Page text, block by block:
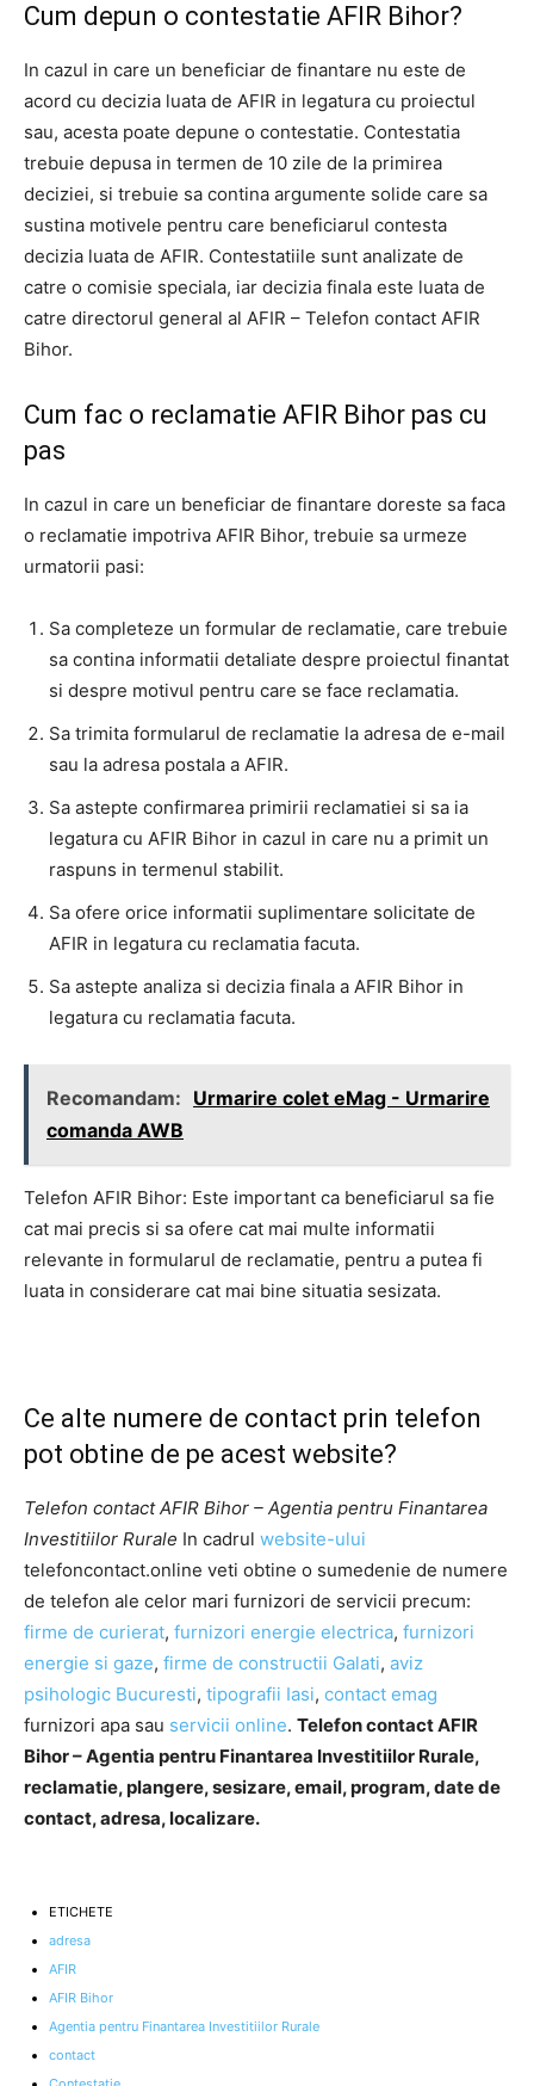
Cum depun o contestatie AFIR Bihor?
In cazul in care un beneficiar de finantare nu este de
acord cu decizia luata de AFIR in legatura cu proiectul
sau, acesta poate depune o contestatie. Contestatia
trebuie depusa in termen de 10 zile de la primirea
deciziei, si trebuie sa contina argumente solide care sa
sustina motivele pentru care beneficiarul contesta
decizia luata de AFIR. Contestatiile sunt analizate de
catre o comisie speciala, iar decizia finala este luata de
catre directorul general al AFIR – Telefon contact AFIR
Bihor.
Cum fac o reclamatie AFIR Bihor pas cu
pas
In cazul in care un beneficiar de finantare doreste sa faca
o reclamatie impotriva AFIR Bihor, trebuie sa urmeze
urmatorii pasi:
Sa completeze un formular de reclamatie, care trebuie
sa contina informatii detaliate despre proiectul finantat
si despre motivul pentru care se face reclamatia.
Sa trimita formularul de reclamatie la adresa de e-mail
sau la adresa postala a AFIR.
Sa astepte confirmarea primirii reclamatiei si sa ia
legatura cu AFIR Bihor in cazul in care nu a primit un
raspuns in termenul stabilit.
Sa ofere orice informatii suplimentare solicitate de
AFIR in legatura cu reclamatia facuta.
Sa astepte analiza si decizia finala a AFIR Bihor in
legatura cu reclamatia facuta.
Recomandam: Urmarire colet eMag - Urmarire
comanda AWB
Telefon AFIR Bihor: Este important ca beneficiarul sa fie
cat mai precis si sa ofere cat mai multe informatii
relevante in formularul de reclamatie, pentru a putea fi
luata in considerare cat mai bine situatia sesizata.
Ce alte numere de contact prin telefon
pot obtine de pe acest website?
Telefon contact AFIR Bihor – Agentia pentru Finantarea
Investitiilor Rurale In cadrul website-ului
telefoncontact.online veti obtine o sumedenie de numere
de telefon ale celor mari furnizori de servicii precum:
firme de curierat, furnizori energie electrica, furnizori
energie si gaze, firme de constructii Galati, aviz
psihologic Bucuresti, tipografii Iasi, contact emag
furnizori apa sau servicii online. Telefon contact AFIR
Bihor – Agentia pentru Finantarea Investitiilor Rurale,
reclamatie, plangere, sesizare, email, program, date de
contact, adresa, localizare.
ETICHETE
adresa
AFIR
AFIR Bihor
Agentia pentru Finantarea Investitiilor Rurale
contact